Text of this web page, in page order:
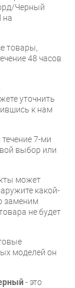
Черный
на
товары,
48 часов
уточнить
к нам
7-ми
выбор или
может
какой-
заменим
не будет
моделей он
- это